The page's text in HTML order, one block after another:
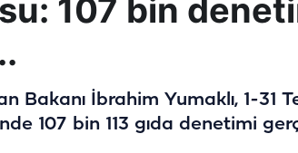
107 bin
Bakanı İbrahim Yumaklı, 1-31
107 bin 113 gıda denetimi